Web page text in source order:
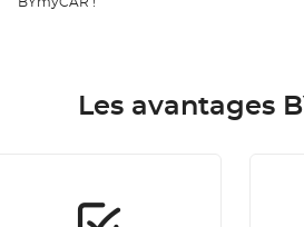
Les avantages